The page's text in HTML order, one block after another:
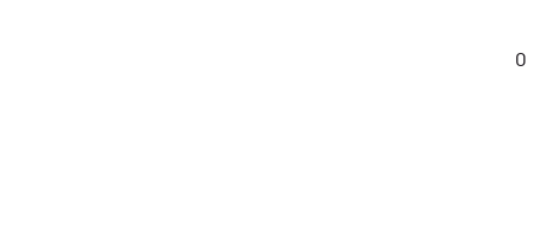
0